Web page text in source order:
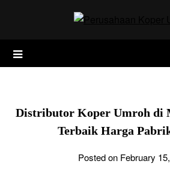
Distributor Koper Umroh di
Terbaik Harga
Posted on February